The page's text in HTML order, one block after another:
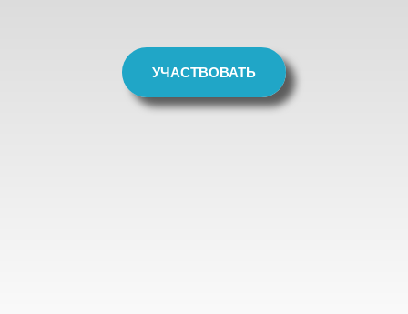
УЧАСТВОВАТЬ